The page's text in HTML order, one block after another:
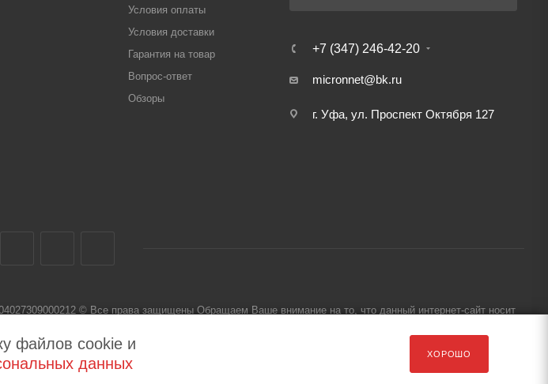
Условия оплаты
Условия доставки
Гарантия на товар
Вопрос-ответ
Обзоры
+7 (347) 246-42-20
micronnet@bk.ru
г. Уфа, ул. Проспект Октября 127
© Все права защищены Обращаем Ваше внимание на то, что данный интернет-сайт носит
файлов cookie и
данных
ХОРОШО